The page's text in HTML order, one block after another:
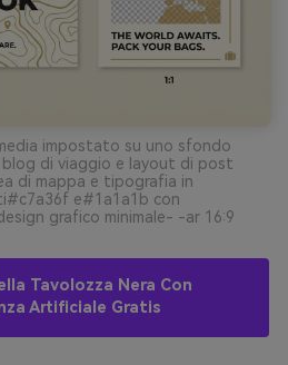
impostato su uno sfondo
di viaggio e layout di post
di mappa e tipografia in
e#1a1a1b con
grafico minimale- -ar 16:9
Tavolozza Nera Con
Artificiale Gratis